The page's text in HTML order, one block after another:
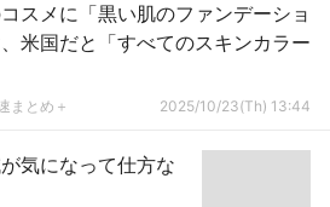
スメに「黒い肌のファンデーショ
米国だと「すべてのスキンカラー
まとめ＋ 2025/10/23(Th) 13:44
気になって仕方な